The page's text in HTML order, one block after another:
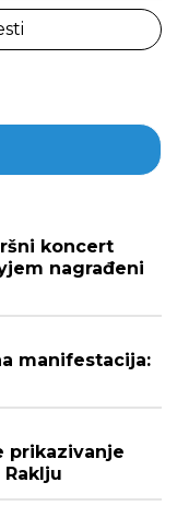
koncert
nagrađeni
manifestacija:
prikazivanje